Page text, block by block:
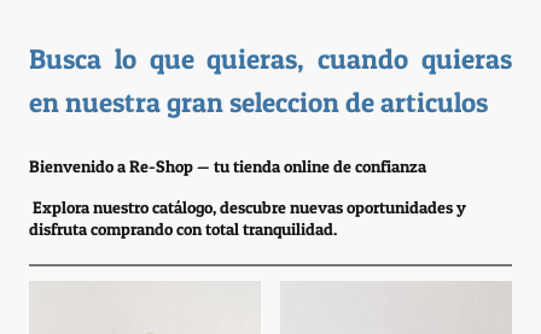
Busca lo que quieras, cuando quieras
en nuestra gran seleccion de articulos
Bienvenido a Re-Shop — tu tienda online de confianza
Explora nuestro catálogo, descubre nuevas oportunidades y
disfruta comprando con total tranquilidad.